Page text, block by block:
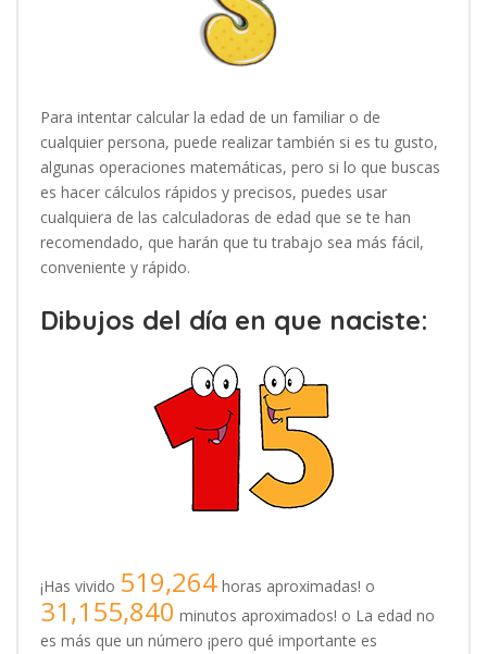
Para intentar calcular la edad de un familiar o de
cualquier persona, puede realizar también si es tu gusto,
algunas operaciones matemáticas, pero si lo que buscas
es hacer cálculos rápidos y precisos, puedes usar
cualquiera de las calculadoras de edad que se te han
recomendado, que harán que tu trabajo sea más fácil,
conveniente y rápido.
Dibujos del día en que naciste:
¡Has vivido 519,264 horas aproximadas! o
31,155,840 minutos aproximados! o La edad no
es más que un número ¡pero qué importante es